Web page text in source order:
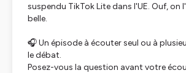
suspendu TikTok Lite dans l'UE. Ouf, on
belle.
🎧 Un épisode à écouter seul ou à
le débat.
Posez-vous la question avant votre